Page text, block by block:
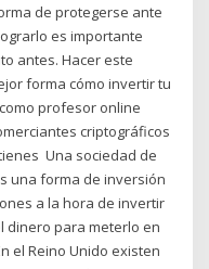
de protegerse ante
es importante
antes. Hacer este
forma cómo invertir tu
profesor online
criptográficos
Una sociedad de
una forma de inversión
a la hora de invertir
dinero para meterlo en
el Reino Unido existen